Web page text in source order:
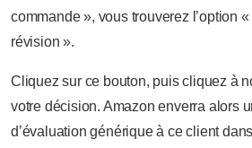
commande », vous trouverez l’option
révision ».
Cliquez sur ce bouton, puis cliquez à
votre décision. Amazon enverra alors
d’évaluation générique à ce client